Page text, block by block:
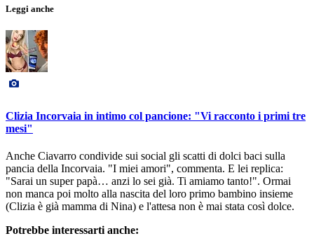
Leggi anche
Clizia Incorvaia in intimo col pancione: "Vi racconto i primi tre
mesi"
Anche Ciavarro condivide sui social gli scatti di dolci baci sulla
pancia della Incorvaia. "I miei amori", commenta. E lei replica:
"Sarai un super papà… anzi lo sei già. Ti amiamo tanto!". Ormai
non manca poi molto alla nascita del loro primo bambino insieme
(Clizia è già mamma di Nina) e l'attesa non è mai stata così dolce.
Potrebbe interessarti anche: